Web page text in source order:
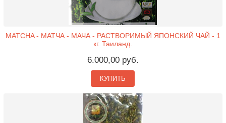
MATCHA - МАТЧА - МАЧА - РАСТВОРИМЫЙ ЯПОНСКИЙ ЧАЙ - 1
кг. Таиланд.
6.000,00 руб.
КУПИТЬ